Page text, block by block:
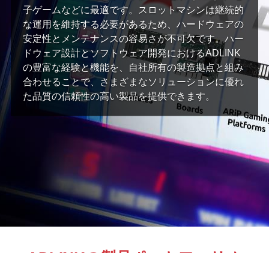
子ゲームなどに最適です。スロットマシンは継続的
な運用を維持する必要があるため、ハードウェアの
安定性とメンテナンスの容易さが不可欠です。ハー
ドウェア設計とソフトウェア開発におけるADLINK
の豊富な経験と機能を、自社所有の製造拠点と組み
合わせることで、さまざまなソリューションに優れ
た品質の信頼性の高い製品を提供できます。